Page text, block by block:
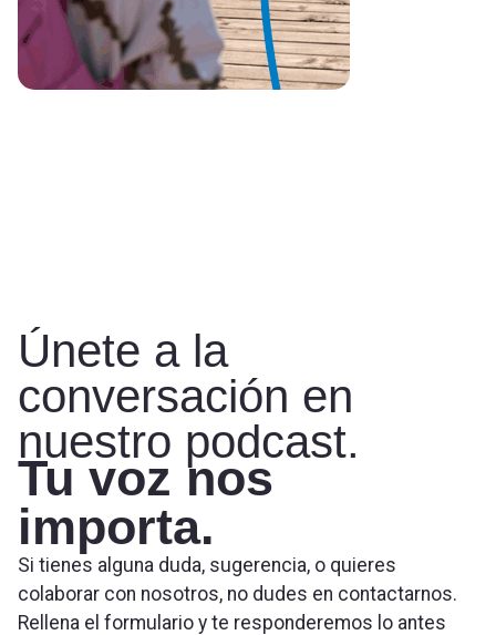
Únete a la
conversación en
nuestro podcast.
Tu voz nos
importa.
Si tienes alguna duda, sugerencia, o quieres
colaborar con nosotros, no dudes en contactarnos.
Rellena el formulario y te responderemos lo antes